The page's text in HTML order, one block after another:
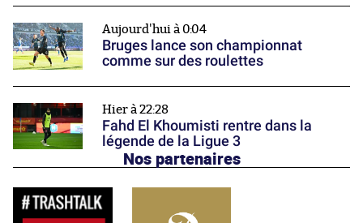
Aujourd'hui à 0:04
Bruges lance son championnat
comme sur des roulettes
Hier à 22:28
Fahd El Khoumisti rentre dans la
légende de la Ligue 3
Nos partenaires